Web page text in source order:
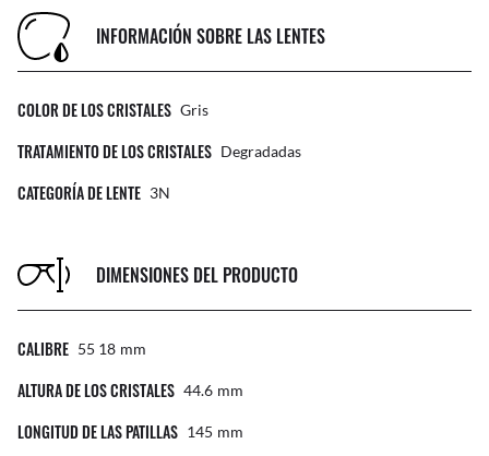
INFORMACIÓN SOBRE LAS LENTES
COLOR DE LOS CRISTALES Gris
TRATAMIENTO DE LOS CRISTALES Degradadas
CATEGORÍA DE LENTE 3N
DIMENSIONES DEL PRODUCTO
CALIBRE 55 18 Mm
ALTURA DE LOS CRISTALES 44.6 Mm
LONGITUD DE LAS PATILLAS 145 Mm